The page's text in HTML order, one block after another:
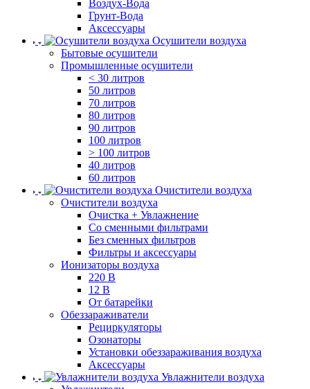
Воздух-Вода
Грунт-Вода
Аксессуары
Осушители воздуха
Бытовые осушители
Промышленные осушители
< 30 литров
50 литров
70 литров
80 литров
90 литров
100 литров
> 100 литров
40 литров
60 литров
Очистители воздуха
Очистители воздуха
Очистка + Увлажнение
Cо сменными фильтрами
Без сменных фильтров
Фильтры и аксессуары
Ионизаторы воздуха
220 В
12 В
От батарейки
Обеззараживатели
Рециркуляторы
Озонаторы
Установки обеззараживания воздуха
Аксессуары
Увлажнители воздуха